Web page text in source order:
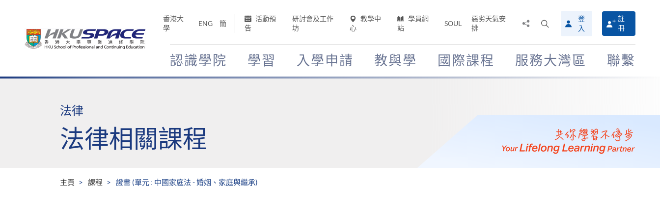
香港大
學
ENG 簡
活動預
告
研討會及工作
坊
教學中
心
學員網
站
SOUL
惡劣天氣安
排
搜
尋
介
面
登
入
註
冊
認識學院 學習 入學申請 教與學 國際課程 服務大灣區 聯繫
Main
法律
法律相關課程
主頁 課程 證書 (單元 : 中國家庭法 - 婚姻、家庭與繼承)